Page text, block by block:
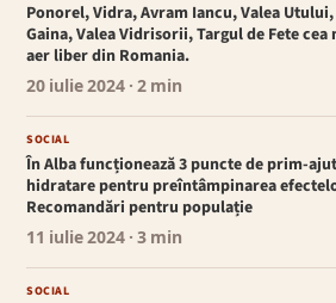
Ponorel, Vidra, Avram Iancu, Valea
Gaina, Valea Vidrisorii, Targul de Fete
aer liber din Romania.
20 iulie 2024 · 2 min
SOCIAL
În Alba funcționează 3 puncte de prim-
hidratare pentru preîntâmpinarea
Recomandări pentru populație
11 iulie 2024 · 3 min
SOCIAL